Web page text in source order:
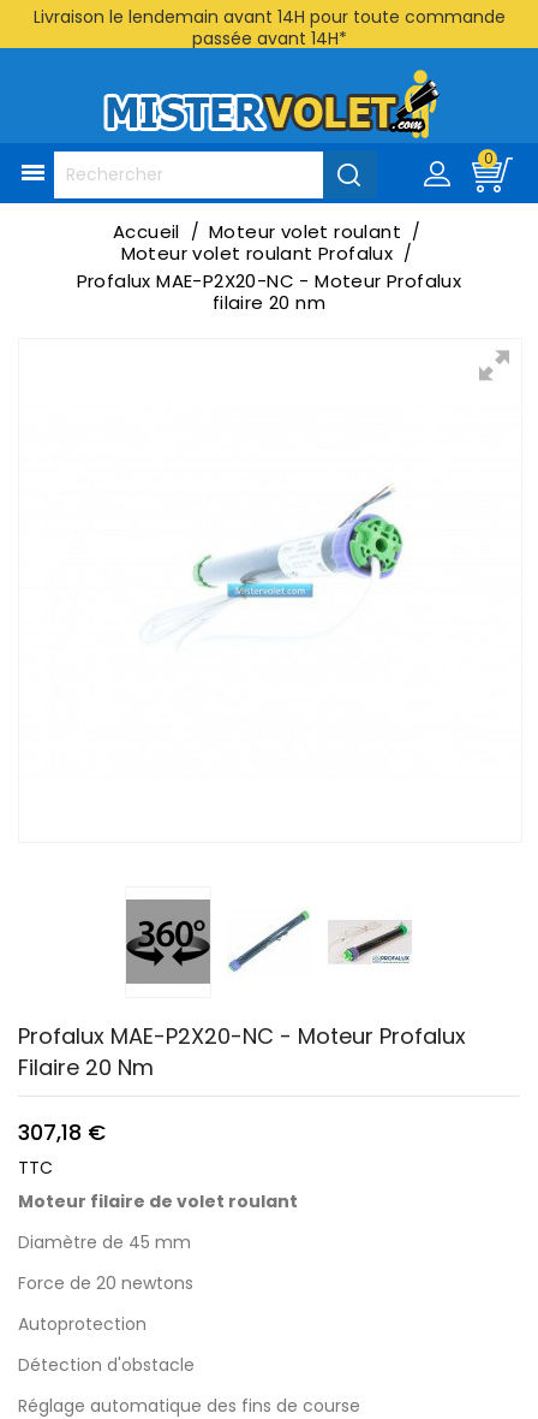
Livraison le lendemain avant 14H pour toute commande
passée avant 14H*

0
Accueil
Moteur volet roulant
Moteur volet roulant Profalux
Profalux MAE-P2X20-NC - Moteur Profalux
filaire 20 nm
Profalux MAE-P2X20-NC - Moteur Profalux
Filaire 20 Nm
307,18 €
TTC
Moteur filaire de volet roulant
Diamètre de 45 mm
Force de 20 newtons
Autoprotection
Détection d'obstacle
Réglage automatique des fins de course